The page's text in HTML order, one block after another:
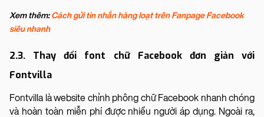
Xem thêm: Cách gửi tin nhắn hàng loạt trên Fanpage Facebook
siêu nhanh
2.3. Thay đổi font chữ Facebook đơn giản với
Fontvilla
Fontvilla là website chỉnh phông chữ Facebook nhanh chóng
và hoàn toàn miễn phí được nhiều người áp dụng. Ngoài ra,